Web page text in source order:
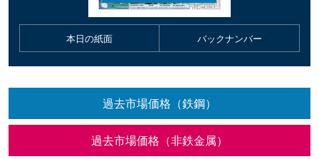
本日の紙面 バックナンバー
過去市場価格（鉄鋼）
過去市場価格（非鉄金属）